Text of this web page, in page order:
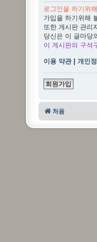
로그인을 하기위
가입을 하기위해
또한 게시판 관리
당신은 이 글마당
이 게시판의 구석
이용 약관| 개인
회원가입
처음